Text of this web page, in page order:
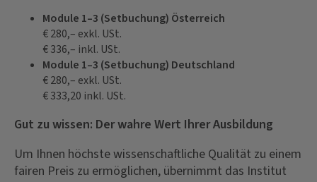
Module 1–3 (Setbuchung) Österreich
€ 280,– exkl. USt.
€ 336,– inkl. USt.
Module 1–3 (Setbuchung) Deutschland
€ 280,– exkl. USt.
€ 333,20 inkl. USt.
Gut zu wissen: Der wahre Wert Ihrer Ausbildung
Um Ihnen höchste wissenschaftliche Qualität zu einem
fairen Preis zu ermöglichen, übernimmt das Institut